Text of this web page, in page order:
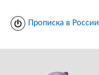
Прописка в России